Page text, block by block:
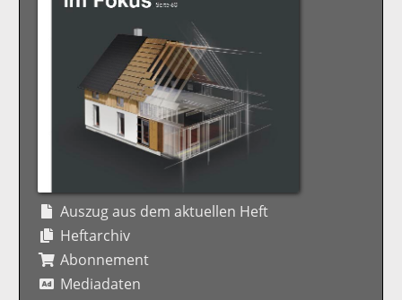
Auszug aus dem aktuellen Heft
Heftarchiv
Abonnement
Mediadaten